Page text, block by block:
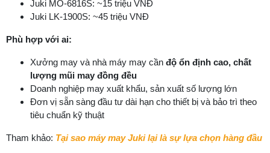
Juki MO-6816S: ~15 triệu VNĐ
Juki LK-1900S: ~45 triệu VNĐ
Phù hợp với ai:
Xưởng may và nhà máy may cần độ ổn định cao, chất
lượng mũi may đồng đều
Doanh nghiệp may xuất khẩu, sản xuất số lượng lớn
Đơn vị sẵn sàng đầu tư dài hạn cho thiết bị và bảo trì theo
tiêu chuẩn kỹ thuật
Tham khảo: Tại sao máy may Juki lại là sự lựa chọn hàng đầu